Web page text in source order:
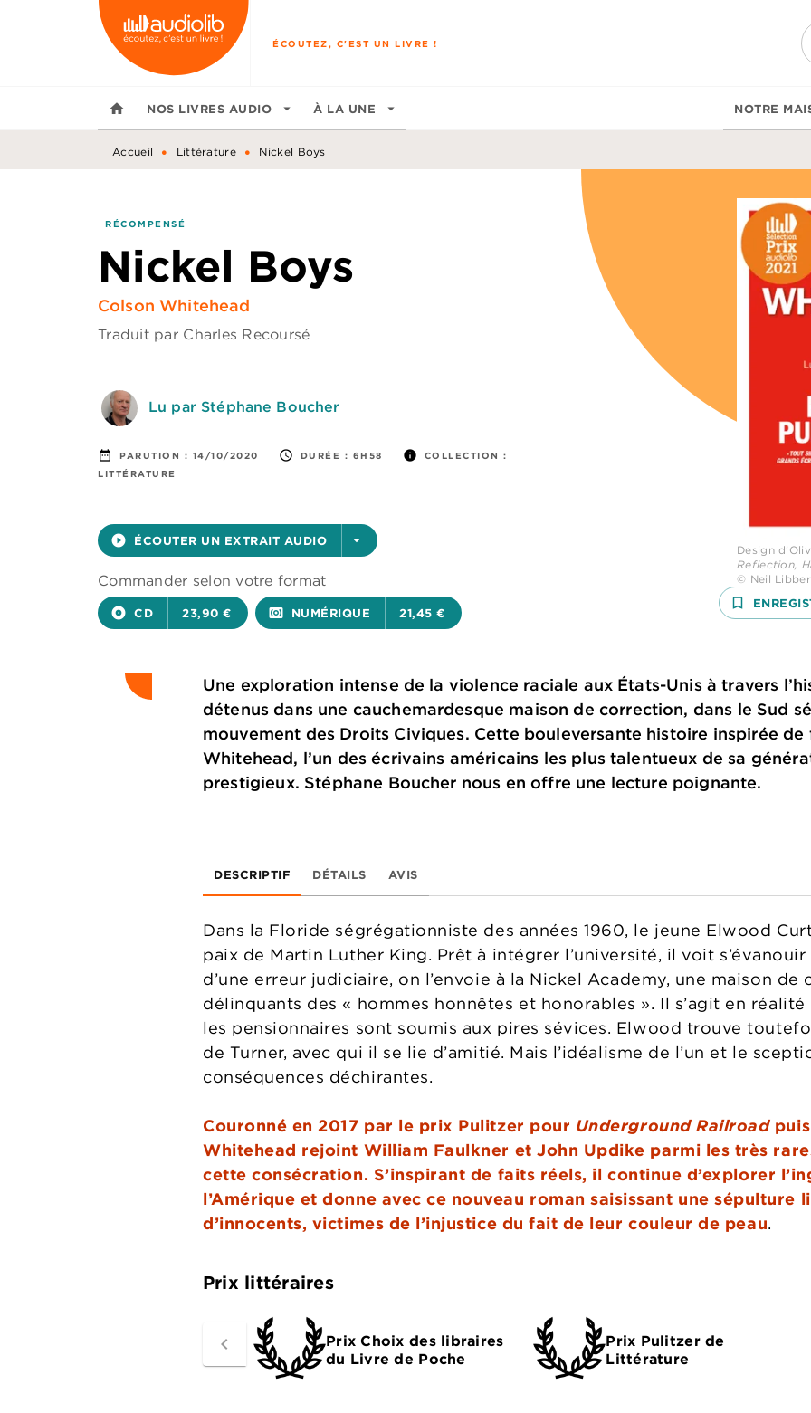
MENU RECHERCHE
ÉCOUTEZ, C'EST UN LIVRE !
home NOS LIVRES AUDIO arrow_drop_down À LA UNE arrow_drop_down NOTRE
Accueil • Littérature • Nickel Boys
RÉCOMPENSÉ
Nickel Boys
Colson Whitehead
Traduit par Charles Recoursé
Lu par Stéphane Boucher
date_range PARUTION : 14/10/2020 access_time DURÉE : 6H58 info
COLLECTION :
LITTÉRATURE
play_circle_filled ÉCOUTER UN EXTRAIT AUDIO arrow_drop_down
Commander selon votre format
album CD 23,90 € surround_sound NUMÉRIQUE 21,45 €
Design
Reflection,
© Neil
bookmark_border
Une exploration intense de la violence raciale aux États-Unis à travers
détenus dans une cauchemardesque maison de correction, dans le Sud
mouvement des Droits Civiques. Cette bouleversante histoire inspirée de
Whitehead, l’un des écrivains américains les plus talentueux de sa
prestigieux. Stéphane Boucher nous en offre une lecture poignante.
DESCRIPTIF DÉTAILS AVIS
Dans la Floride ségrégationniste des années 1960, le jeune Elwood
paix de Martin Luther King. Prêt à intégrer l’université, il voit s’évanouir
d’une erreur judiciaire, on l’envoie à la Nickel Academy, une maison de
délinquants des « hommes honnêtes et honorables ». Il s’agit en
les pensionnaires sont soumis aux pires sévices. Elwood trouve
de Turner, avec qui il se lie d’amitié. Mais l’idéalisme de l’un et le
conséquences déchirantes.
Couronné en 2017 par le prix Pulitzer pour Underground Railroad
Whitehead rejoint William Faulkner et John Updike parmi les très
cette consécration. S’inspirant de faits réels, il continue d’explorer
l’Amérique et donne avec ce nouveau roman saisissant une sépulture
d’innocents, victimes de l’injustice du fait de leur couleur de peau.
Prix littéraires
navigate_before
Prix Choix des libraires
du Livre de Poche
Prix Pulitzer de
Littérature